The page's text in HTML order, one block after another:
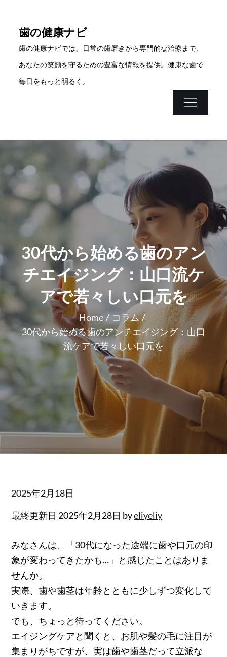
content歯の健康ナビ
歯の健康ナビでは、日常の歯磨きから専門的な治療まで、
あなたの笑顔を守るための豊富な情報を提供。健康な歯で
毎日をもっと明るく。
30代から始める歯のアン
チエイジング：山口流ケ
アで若々しい口元を
Home
コラム
30代から始める歯のアンチエイジング：山口
流ケアで若々しい口元を
Posted
2025年2月18日
最終更新日 2025年2月28日 byeliyeliy
みなさんは、「30代になった途端に歯や口元の印
象が変わってきたかも…」と感じたことはありま
せんか。
実際、歯や歯茎は年齢とともに少しずつ変化して
いきます。
でも、ちょっと待ってください。
エイジングケアと聞くと、お肌や髪の毛に注目が
集まりがちですが、実は歯や歯茎だって立派な